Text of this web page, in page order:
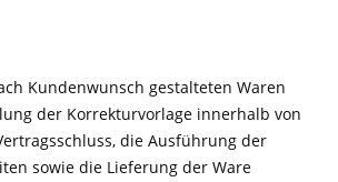
Kundenwunsch gestalteten Waren
der Korrekturvorlage innerhalb von
die Ausführung der
sowie die Lieferung der Ware